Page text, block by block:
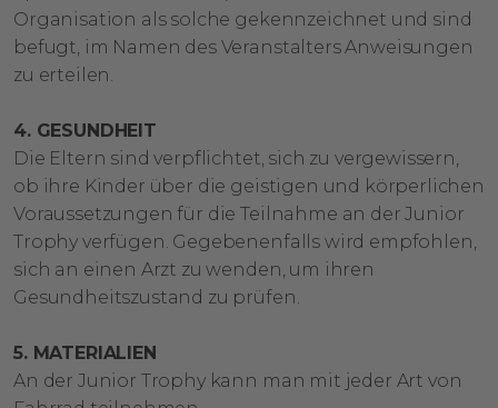
Organisation als solche gekennzeichnet und sind
befugt, im Namen des Veranstalters Anweisungen
zu erteilen.
4. GESUNDHEIT
Die Eltern sind verpflichtet, sich zu vergewissern,
ob ihre Kinder über die geistigen und körperlichen
Voraussetzungen für die Teilnahme an der Junior
Trophy verfügen. Gegebenenfalls wird empfohlen,
sich an einen Arzt zu wenden, um ihren
Gesundheitszustand zu prüfen.
5. MATERIALIEN
An der Junior Trophy kann man mit jeder Art von